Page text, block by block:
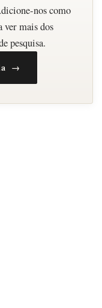
nos como
ver mais dos
pesquisa.
→